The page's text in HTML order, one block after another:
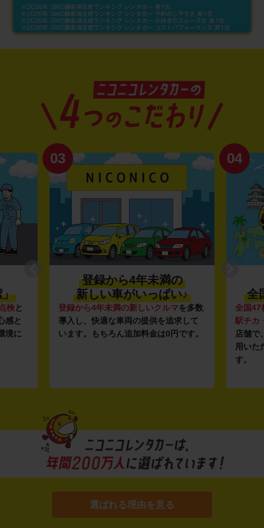
」
検と
感と
境に
03
登録から4年未満の
新しい車がいっぱい♪
登録から4年未満の新しいクルマを多数
導入し、快適な車両の提供を追求して
います。もちろん追加料金は0円です。
04
全
全国47
駅チカ
店舗で
用いた
す。
選ばれる理由を見る